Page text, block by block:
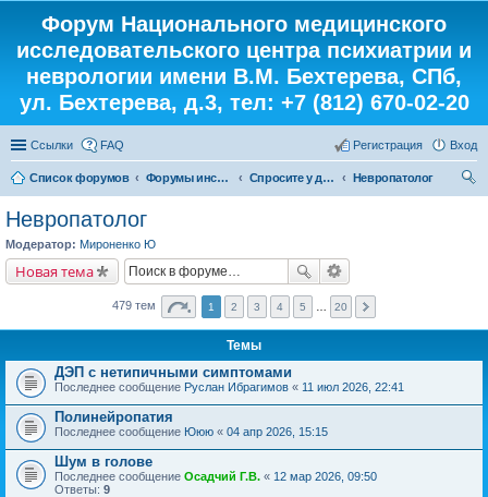
Форум Национального медицинского
исследовательского центра психиатрии и
неврологии имени В.М. Бехтерева, СПб,
ул. Бехтерева, д.3, тел: +7 (812) 670-02-20
Ссылки FAQ Вход
Регистрация
Список форумов Форумы института Спросите у доктора
Невропатолог
Невропатолог
Модератор: Мироненко Ю
Новая тема
479 тем 1 2 3 4 5 20
Темы
ДЭП с нетипичными симптомами
Последнее сообщение Руслан Ибрагимов « 11 июл 2026, 22:41
Полинейропатия
Последнее сообщение Ююю « 04 апр 2026, 15:15
Шум в голове
Последнее сообщение Осадчий Г.В. « 12 мар 2026, 09:50
Ответы: 9